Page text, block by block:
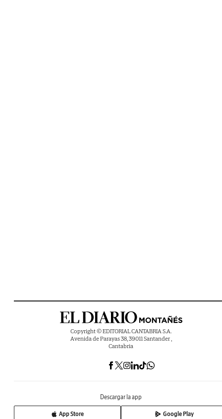
Copyright © EDITORIAL CANTABRIA S.A.
Avenida de Parayas 38, 39011 Santander ,
Cantabria
Descargar la app
App Store Google Play